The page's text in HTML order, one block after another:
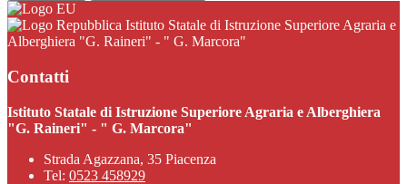
Istituto Statale di Istruzione Superiore Agraria e
Alberghiera "G. Raineri" - " G. Marcora"
Contatti
Istituto Statale di Istruzione Superiore Agraria e Alberghiera
"G. Raineri" - " G. Marcora"
Strada Agazzana, 35 Piacenza
Tel: 0523 458929